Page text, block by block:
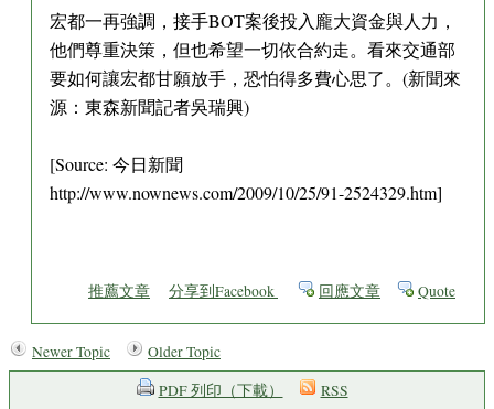
宏都一再強調，接手BOT案後投入龐大資金與人力，
他們尊重決策，但也希望一切依合約走。看來交通部
要如何讓宏都甘願放手，恐怕得多費心思了。(新聞來
源：東森新聞記者吳瑞興)
[Source: 今日新聞
http://www.nownews.com/2009/10/25/91-2524329.htm]
推薦文章 分享到Facebook 回應文章 Quote
Newer Topic
Older Topic
PDF 列印（下載）
RSS